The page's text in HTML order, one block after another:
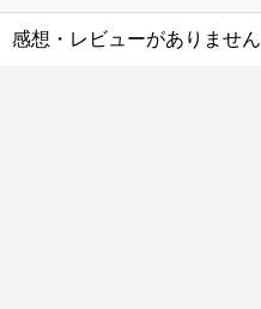
感想・レビューがありません